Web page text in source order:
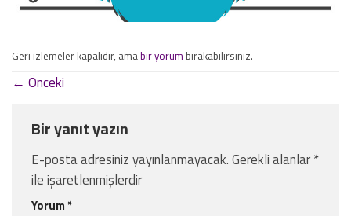
Geri izlemeler kapalıdır, amabir yorum bırakabilirsiniz.
← Önceki
Bir yanıt yazın
E-posta adresiniz yayınlanmayacak.Gerekli alanlar*
ile işaretlenmişlerdir
Yorum *